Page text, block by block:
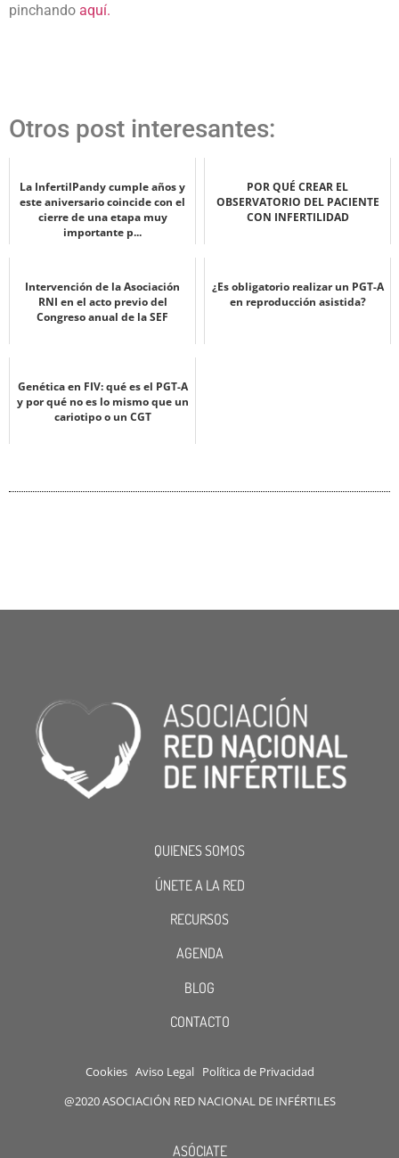
pinchando aquí.
Otros post interesantes:
La InfertilPandy cumple años y
este aniversario coincide con el
cierre de una etapa muy
importante p...
POR QUÉ CREAR EL
OBSERVATORIO DEL PACIENTE
CON INFERTILIDAD
Intervención de la Asociación
RNI en el acto previo del
Congreso anual de la SEF
¿Es obligatorio realizar un PGT-A
en reproducción asistida?
Genética en FIV: qué es el PGT-A
y por qué no es lo mismo que un
cariotipo o un CGT
QUIENES SOMOS
ÚNETE A LA RED
RECURSOS
AGENDA
BLOG
CONTACTO
Cookies Aviso Legal Política de Privacidad
@2020 ASOCIACIÓN RED NACIONAL DE INFÉRTILES
ASÓCIATE